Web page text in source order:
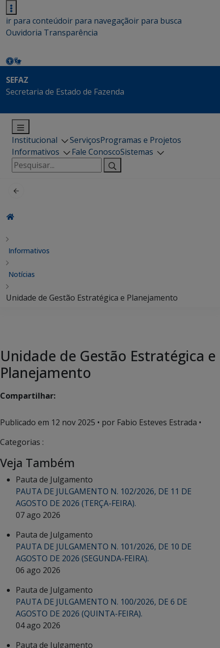
ir para conteúdoir para navegaçãoir para busca
Ouvidoria Transparência
SEFAZ
Secretaria de Estado de Fazenda
Institucional ServiçosProgramas e Projetos
Informativos
Fale ConoscoSistemas
Pesquisar
por:
Informativos
Notícias
Unidade de Gestão Estratégica e Planejamento
Unidade de Gestão Estratégica e
Planejamento
Compartilhar:
Publicado em 12 nov 2025 • por Fabio Esteves Estrada •
Categorias :
Veja Também
Pauta de Julgamento
PAUTA DE JULGAMENTO N. 102/2026, DE 11 DE
AGOSTO DE 2026 (TERÇA-FEIRA).
07 ago 2026
Pauta de Julgamento
PAUTA DE JULGAMENTO N. 101/2026, DE 10 DE
AGOSTO DE 2026 (SEGUNDA-FEIRA).
06 ago 2026
Pauta de Julgamento
PAUTA DE JULGAMENTO N. 100/2026, DE 6 DE
AGOSTO DE 2026 (QUINTA-FEIRA).
04 ago 2026
Pauta de Julgamento